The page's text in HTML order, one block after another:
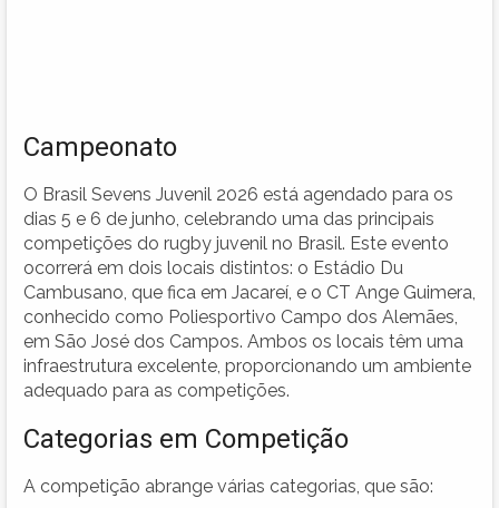
Campeonato
O Brasil Sevens Juvenil 2026 está agendado para os
dias 5 e 6 de junho, celebrando uma das principais
competições do rugby juvenil no Brasil. Este evento
ocorrerá em dois locais distintos: o Estádio Du
Cambusano, que fica em Jacareí, e o CT Ange Guimera,
conhecido como Poliesportivo Campo dos Alemães,
em São José dos Campos. Ambos os locais têm uma
infraestrutura excelente, proporcionando um ambiente
adequado para as competições.
Categorias em Competição
A competição abrange várias categorias, que são: